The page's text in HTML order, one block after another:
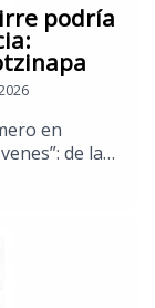
podría
en
de la
Smeke
nuevo
de
en
anuncia